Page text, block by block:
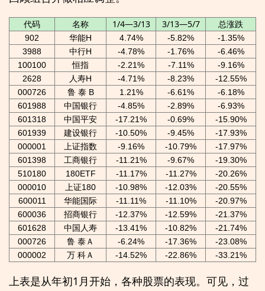
代码 名称 1/4—3/13 3/13—5/7 总涨跌
902 华能H 4.74% -5.82%
-1.35%
3988
中行H -4.78% -1.76%
-6.46%
100100
恒指 -2.21% -7.11%
-9.16%
2628
人寿H -4.71% -8.23%
-12.55%
000726
鲁 泰 B 1.21% -6.61%
-6.18%
601988
中国银行 -4.85% -2.89%
-6.93%
601318
中国平安 -17.21% -0.69%
-15.90%
601939
建设银行 -10.50% -9.45%
-17.93%
000001
上证指数 -9.16% -10.79%
-17.97%
601398
工商银行 -11.21% -9.67%
-19.30%
510180
180ETF -11.17% -11.27%
-20.26%
000010
上证180 -10.98% -12.03%
-20.55%
600011
华能国际 -11.11% -11.10%
-20.97%
600036
招商银行 -12.37% -12.59%
-21.37%
601628
中国人寿 -13.41% -10.82%
-21.74%
000726
鲁 泰Ａ -6.24% -17.36%
-23.08%
000002
万 科Ａ -14.52% -22.86% -33.21%
上表是从年初1月开始，各种股票的表现。可见，过